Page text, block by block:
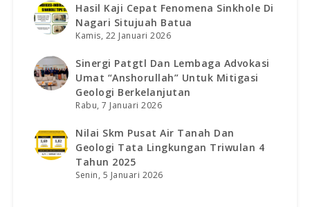
Hasil Kaji Cepat Fenomena Sinkhole Di
Nagari Situjuah Batua
Kamis, 22 Januari 2026
Sinergi Patgtl Dan Lembaga Advokasi
Umat “anshorullah” Untuk Mitigasi
Geologi Berkelanjutan
Rabu, 7 Januari 2026
Nilai Skm Pusat Air Tanah Dan
Geologi Tata Lingkungan Triwulan 4
Tahun 2025
Senin, 5 Januari 2026